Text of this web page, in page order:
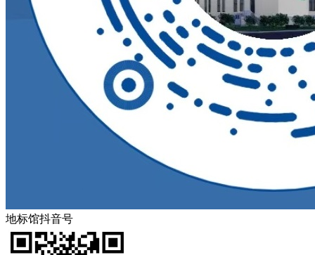
地标馆抖音号